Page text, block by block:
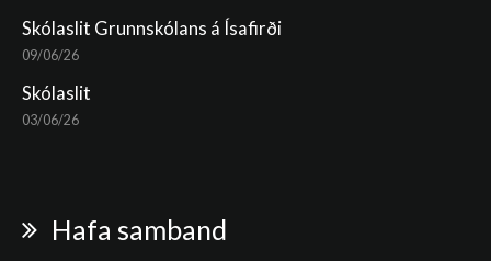
Skólaslit Grunnskólans á Ísafirði
09/06/26
Skólaslit
03/06/26
Hafa samband